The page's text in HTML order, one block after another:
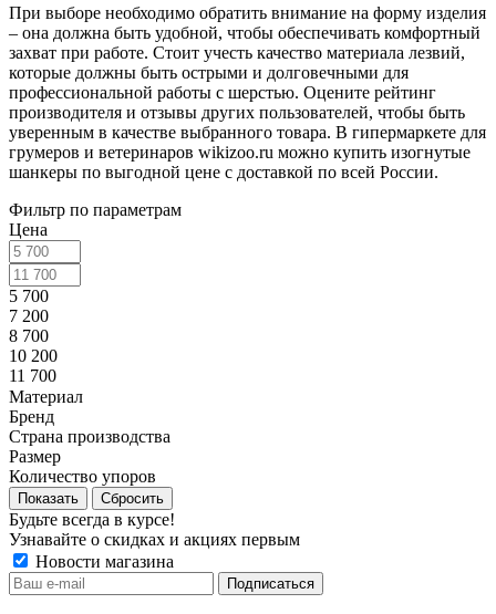
При выборе необходимо обратить внимание на форму изделия
– она должна быть удобной, чтобы обеспечивать комфортный
захват при работе. Стоит учесть качество материала лезвий,
которые должны быть острыми и долговечными для
профессиональной работы с шерстью. Оцените рейтинг
производителя и отзывы других пользователей, чтобы быть
уверенным в качестве выбранного товара. В гипермаркете для
грумеров и ветеринаров wikizoo.ru можно купить изогнутые
шанкеры по выгодной цене с доставкой по всей России.
Фильтр по параметрам
Цена
5 700
7 200
8 700
10 200
11 700
Материал
Бренд
Страна производства
Размер
Количество упоров
Сбросить
Будьте всегда в курсе!
Узнавайте о скидках и акциях первым
Новости магазина